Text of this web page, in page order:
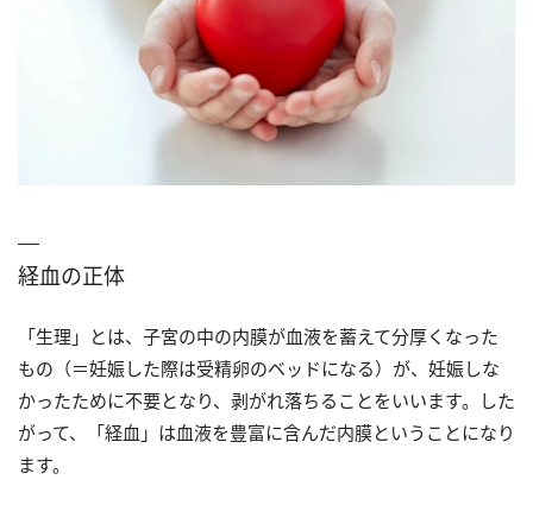
経血の正体
「生理」とは、子宮の中の内膜が血液を蓄えて分厚くなった
もの（＝妊娠した際は受精卵のベッドになる）が、妊娠しな
かったために不要となり、剥がれ落ちることをいいます。した
がって、「経血」は血液を豊富に含んだ内膜ということになり
ます。